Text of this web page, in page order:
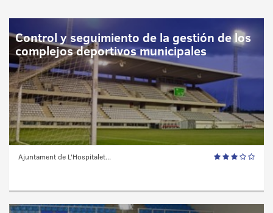
Control y seguimiento de la gestión de los
complejos deportivos municipales
Ajuntament de L'Hospitalet...